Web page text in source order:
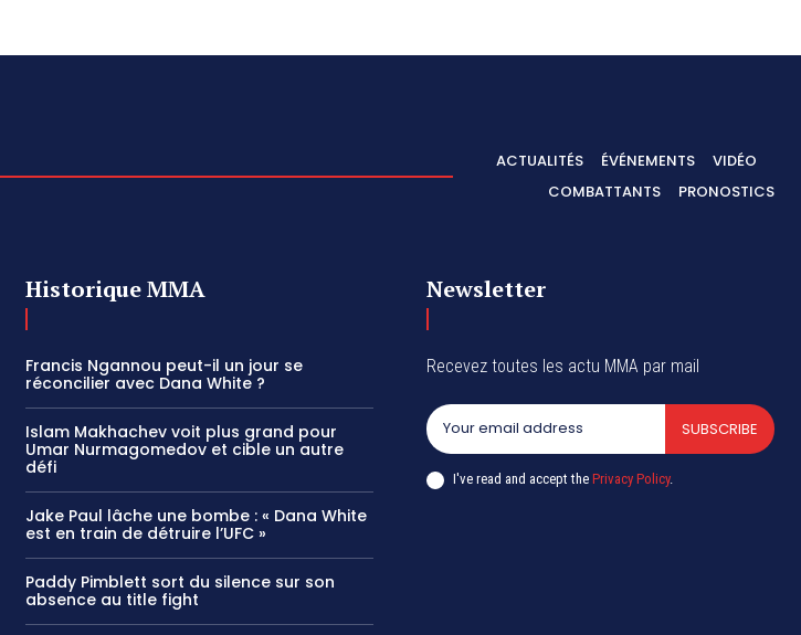
ACTUALITÉS ÉVÉNEMENTS
VIDÉO
COMBATTANTS
PRONOSTICS
Historique MMA
Francis Ngannou peut-il un jour se
réconcilier avec Dana White ?
Islam Makhachev voit plus grand pour
Umar Nurmagomedov et cible un autre
défi
Jake Paul lâche une bombe : « Dana White
est en train de détruire l’UFC »
Paddy Pimblett sort du silence sur son
absence au title fight
Newsletter
Recevez toutes les actu MMA par mail
SUBSCRIBE
I've read and accept thePrivacy Policy.